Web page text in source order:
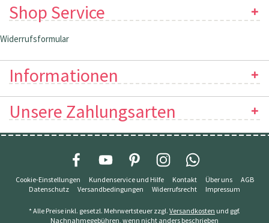
Shop Service
Widerrufsformular
Informationen
Unsere Zahlungsarten
Cookie-Einstellungen Kundenservice und Hilfe Kontakt Über uns
AGB
Datenschutz
Versandbedingungen Widerrufsrecht Impressum
* Alle Preise inkl. gesetzl. Mehrwertsteuer zzgl. Versandkosten und ggf.
Nachnahmegebühren, wenn nicht anders beschrieben